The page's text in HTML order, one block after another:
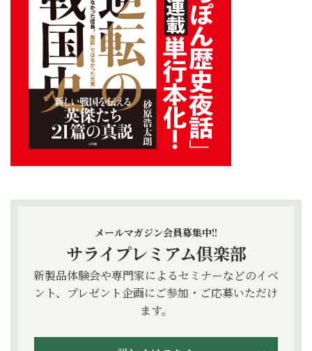
メールマガジン会員募集中!!
サライプレミアム倶楽部
新製品体験会や専門家によるセミナーなどのイベ
ント、プレゼント企画にご参加・ご応募いただけ
ます。